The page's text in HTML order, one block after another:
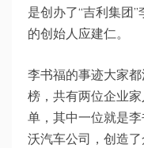
是创办了“吉利集团
的创始人应建仁。
李书福的事迹大家
榜，共有两位企业
单，其中一位就是
沃汽车公司，创造了